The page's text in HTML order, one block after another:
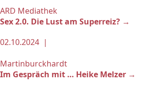
ARD Mediathek
Sex 2.0. Die Lust am Superreiz? →
02.10.2024 |
Martinburckhardt
Im Gespräch mit … Heike Melzer →